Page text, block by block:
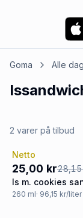
Goma Alle
2 varer på tilbud
-11%
Netto
25,00 kr
Is m. cookies
260 ml· 96,15 kr/liter